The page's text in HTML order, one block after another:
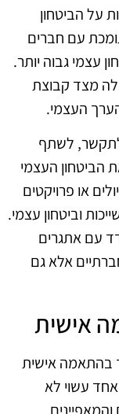
על הביטחון
עם חברים
עצמי גבוה יותר.
מצד קבוצת
העצמי.
לתקשר, לשתף
הביטחון העצמי
או פרויקטים
וביטחון עצמי.
עם אתגרים
אלא גם
אישית
בהתאמה אישית
עשוי לא